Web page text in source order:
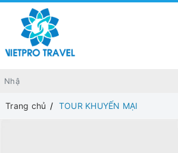
Trang chủ TOUR KHUYẾN MẠI